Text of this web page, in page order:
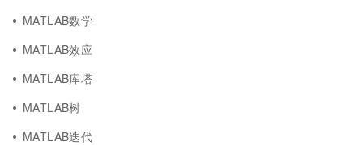
MATLAB数学
MATLAB效应
MATLAB库塔
MATLAB树
MATLAB迭代